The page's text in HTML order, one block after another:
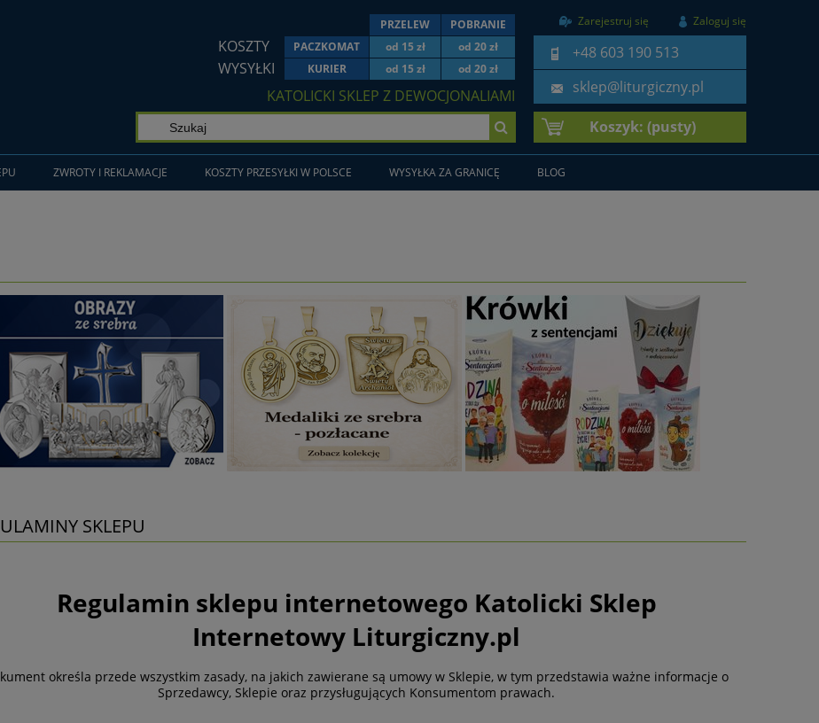
Zarejestruj się Zaloguj się
+48 603 190 513
sklep@liturgiczny.pl
PRZELEW POBRANIE
KOSZTY PACZKOMAT od 15 zł od 20 zł
WYSYŁKI KURIER od 15 zł od 20 zł
KATOLICKI SKLEP Z DEWOCJONALIAMI
Koszyk: (pusty)
ZWROTY I REKLAMACJE KOSZTY PRZESYŁKI W POLSCE WYSYŁKA ZA GRANICĘ BLOG
SKLEPU
Regulamin sklepu internetowego Katolicki Sklep
Internetowy Liturgiczny.pl
określa przede wszystkim zasady, na jakich zawierane są umowy w Sklepie, w tym przedstawia ważne informacje o
Sprzedawcy, Sklepie oraz przysługujących Konsumentom prawach.